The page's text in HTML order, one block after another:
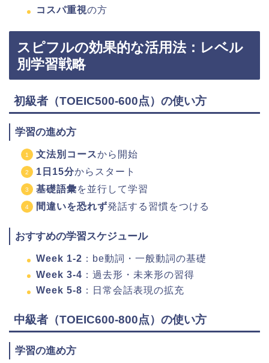
コスパ重視の方
スピフルの効果的な活用法：レベル
別学習戦略
初級者（TOEIC500-600点）の使い方
学習の進め方
文法別コースから開始
1日15分からスタート
基礎語彙を並行して学習
間違いを恐れず発話する習慣をつける
おすすめの学習スケジュール
Week 1-2 ：be動詞・一般動詞の基礎
Week 3-4 ：過去形・未来形の習得
Week 5-8 ：日常会話表現の拡充
中級者（TOEIC600-800点）の使い方
学習の進め方